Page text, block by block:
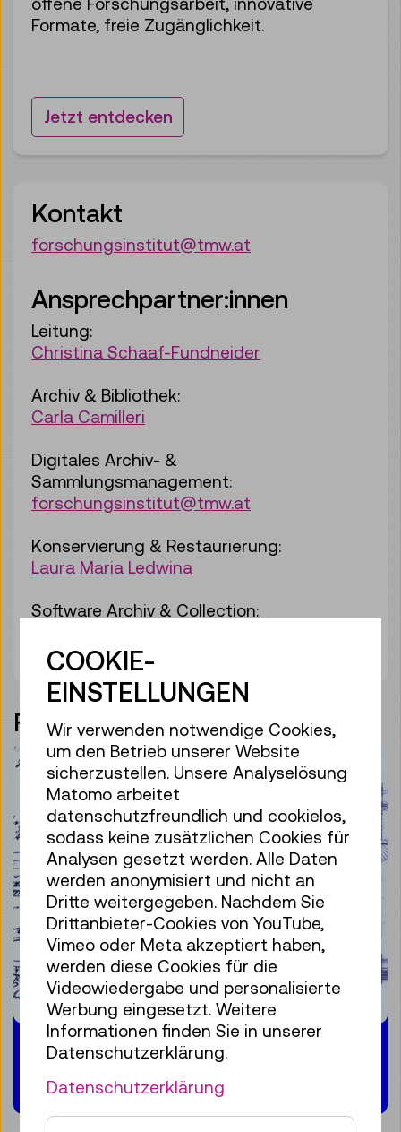
Formate, freie Zugänglichkeit.
Jetzt entdecken
Kontakt
forschungsinstitut@tmw.at
Ansprechpartner:innen
Leitung:
Christina Schaaf-Fundneider
Archiv & Bibliothek:
Carla Camilleri
Digitales Archiv- &
Sammlungsmanagement:
forschungsinstitut@tmw.at
Konservierung & Restaurierung:
Laura Maria Ledwina
Software Archiv & Collection:
FORSCHUNGSBEREICHE
Archiv & Bibliothek
COOKIE-
EINSTELLUNGEN
Wir verwenden notwendige Cookies,
um den Betrieb unserer Website
sicherzustellen. Unsere Analyselösung
Matomo arbeitet
datenschutzfreundlich und cookielos,
sodass keine zusätzlichen Cookies für
Analysen gesetzt werden. Alle Daten
werden anonymisiert und nicht an
Dritte weitergegeben. Nachdem Sie
Drittanbieter-Cookies von YouTube,
Vimeo oder Meta akzeptiert haben,
werden diese Cookies für die
Videowiedergabe und personalisierte
Werbung eingesetzt. Weitere
Informationen finden Sie in unserer
Datenschutzerklärung.
Datenschutzerklärung